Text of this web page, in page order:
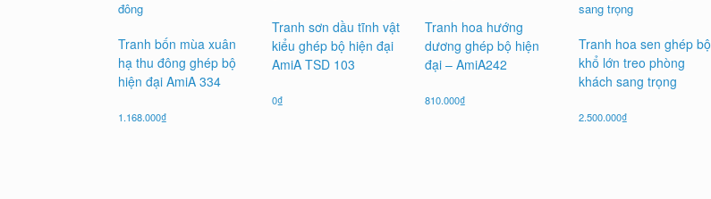
Tranh bốn mùa xuân
hạ thu đông ghép bộ
hiện đại AmiA 334
1.168.000₫
Tranh sơn dầu tĩnh vật
kiểu ghép bộ hiện đại
AmiA TSD 103
0₫
Tranh hoa hướng
dương ghép bộ hiện
đại – AmiA242
810.000₫
Tranh hoa sen ghép bộ
khổ lớn treo phòng
khách sang trọng
2.500.000₫